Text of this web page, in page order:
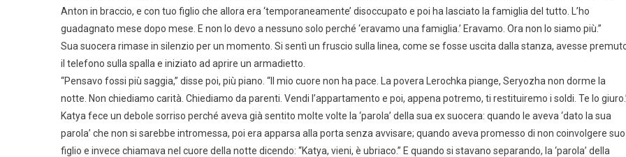
Anton in braccio, e con tuo figlio che allora era ‘temporaneamente’ disoccupato e poi ha lasciato la famiglia del tutto. L’ho
guadagnato mese dopo mese. E non lo devo a nessuno solo perché ‘eravamo una famiglia.’ Eravamo. Ora non lo siamo più.”
Sua suocera rimase in silenzio per un momento. Si sentì un fruscio sulla linea, come se fosse uscita dalla stanza, avesse
il telefono sulla spalla e iniziato ad aprire un armadietto.
“Pensavo fossi più saggia,” disse poi, più piano. “Il mio cuore non ha pace. La povera Lerochka piange, Seryozha non dorme la
notte. Non chiediamo carità. Chiediamo da parenti. Vendi l’appartamento e poi, appena potremo, ti restituiremo i soldi. Te lo
Katya fece un debole sorriso perché aveva già sentito molte volte la ‘parola’ della sua ex suocera: quando le aveva ‘dato la sua
parola’ che non si sarebbe intromessa, poi era apparsa alla porta senza avvisare; quando aveva promesso di non coinvolgere suo
figlio e invece chiamava nel cuore della notte dicendo: “Katya, vieni, è ubriaco.” E quando si stavano separando, la ‘parola’ della